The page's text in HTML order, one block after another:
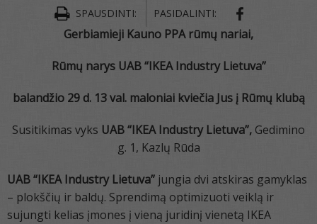
SPAUSDINTI: PASIDALINTI:
Gerbiamieji Kauno PPA rūmų nariai,
Rūmų narys UAB “IKEA Industry Lietuva”
balandžio 29 d. 13 val. maloniai kviečia Jus į Rūmų klubą
Susitikimas vyks UAB “IKEA Industry Lietuva”, Gedimino
g. 1, Kazlų Rūda
UAB “IKEA Industry Lietuva” jungia dvi atskiras gamyklas
– plokščių ir baldų. Sprendimą optimizuoti veiklą ir
sujungti kelias įmones į vieną juridinį vienetą IKEA